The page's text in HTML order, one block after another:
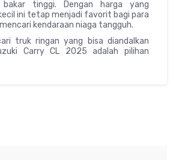
bakar tinggi. Dengan harga yang
ini tetap menjadi favorit bagi para
kendaraan niaga tangguh.
truk ringan yang bisa diandalkan
Carry CL 2025 adalah pilihan